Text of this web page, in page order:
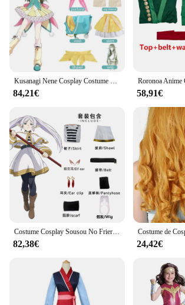
84,21€ 58,91€
82,38€ 24,42€